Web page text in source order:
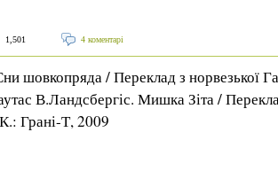
1,501 4 коментарі
шовкопряда / Переклад з норвезької
В.Ландсбергіс. Мишка Зіта /
Грані-Т, 2009